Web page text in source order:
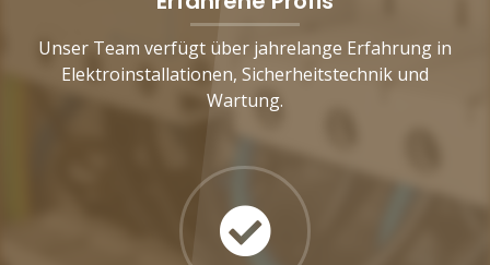
Unser Team verfügt über jahrelange Erfahrung in
Elektroinstallationen, Sicherheitstechnik und
Wartung.